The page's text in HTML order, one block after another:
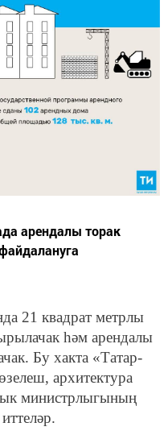
арендалы торак
21 квадрат метрлы
һәм арендалы
Бу хакта «Татар-
архитектура
министрлыгының